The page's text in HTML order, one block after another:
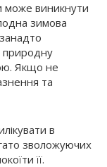
може виникнути
зимова
природну
Якщо не
та
в
зволожуючих
її.